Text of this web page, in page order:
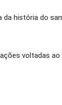
história do
voltadas